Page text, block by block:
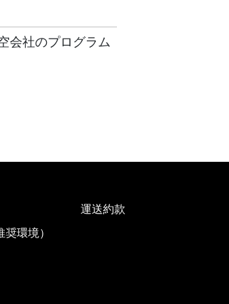
会社のプログラム
環境）
運送約款